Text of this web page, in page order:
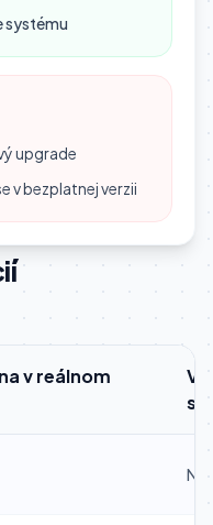
systému
upgrade
v bezplatnej verzii
v reálnom